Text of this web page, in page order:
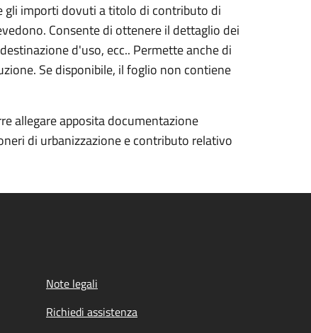
gli importi dovuti a titolo di contributo di
Consente di ottenere il dettaglio dei
d'uso, ecc.. Permette anche di
Se disponibile, il foglio non contiene
allegare apposita documentazione
di urbanizzazione e contributo relativo
Note legali
Richiedi assistenza